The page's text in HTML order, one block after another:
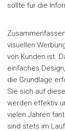
sollte für die
visuellen
von Kunden ist.
einfaches
die Grundlage
Sie sich auf
werden effektiv
vielen Jahren
sind stets im